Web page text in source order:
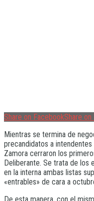
Share on FacebookShare
Mientras se termina de
precandidatos a
Zamora cerraron los
Deliberante. Se trata de los
en la interna ambas listas
«entrables» de cara a